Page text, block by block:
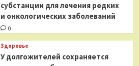
субстанции для лечения редких
и онкологических заболеваний
0
Здоровье
У долгожителей сохраняется